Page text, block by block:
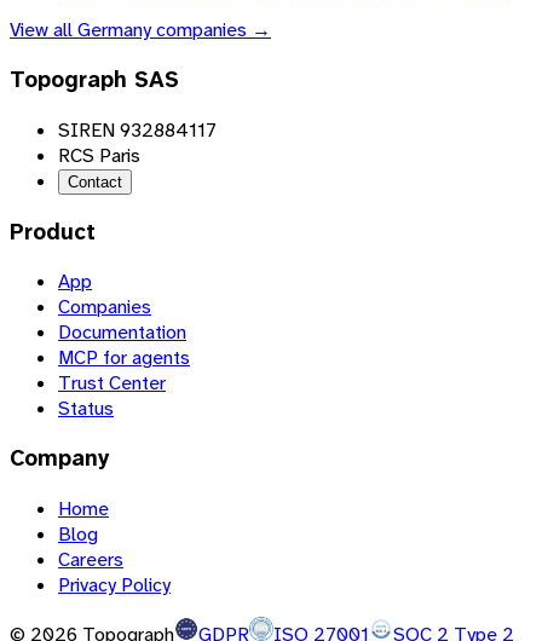
View allGermanycompanies →
Topograph SAS
SIREN 932884117
RCS Paris
Contact
Product
App
Companies
Documentation
MCP for agents
Trust Center
Status
Company
Home
Blog
Careers
Privacy Policy
© 2026 Topograph GDPR ISO 27001 SOC 2 Type 2